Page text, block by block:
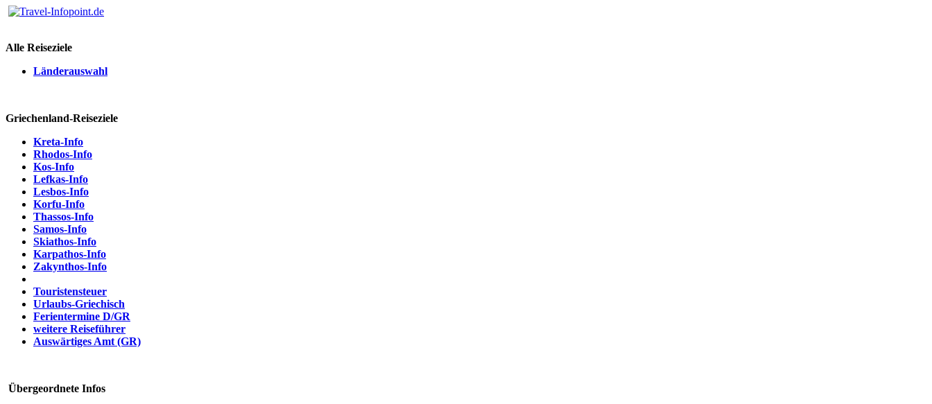
Alle Reiseziele
Länderauswahl
Griechenland-Reiseziele
Kreta-Info
Rhodos-Info
Kos-Info
Lefkas-Info
Lesbos-Info
Korfu-Info
Thassos-Info
Samos-Info
Skiathos-Info
Karpathos-Info
Zakynthos-Info
Touristensteuer
Urlaubs-Griechisch
Ferientermine D/GR
weitere Reiseführer
Auswärtiges Amt (GR)
Übergeordnete Infos